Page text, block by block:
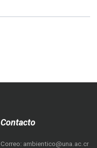
Contacto
Correo: ambientico@una.ac.cr